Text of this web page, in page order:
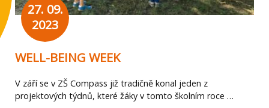
27. 09.
2023
WELL-BEING WEEK
V září se v ZŠ Compass již tradičně konal jeden z
projektových týdnů, které žáky v tomto školním roce …